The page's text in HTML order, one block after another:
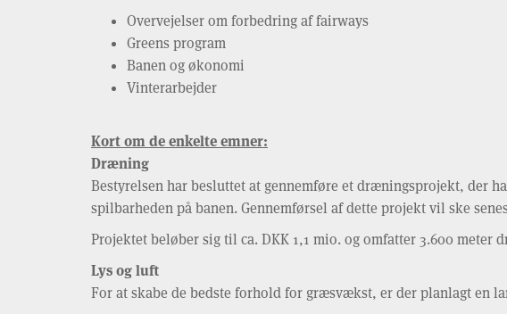
Overvejelser om forbedring af fairways
Greens program
Banen og økonomi
Vinterarbejder
Kort om de enkelte emner:
Dræning
Bestyrelsen har besluttet at gennemføre et dræningsprojekt, der
spilbarheden på banen. Gennemførsel af dette projekt vil ske
Projektet beløber sig til ca. DKK 1,1 mio. og omfatter 3.600 meter
Lys og luft
For at skabe de bedste forhold for græsvækst, er der planlagt en